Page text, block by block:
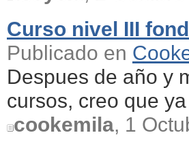
Curso nivel III
Publicado en
Despues de año y
cursos, creo que
cookemila, 1